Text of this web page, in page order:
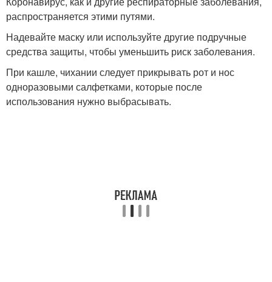
распространяется этими путями.
Надевайте маску или используйте другие подручные
средства защиты, чтобы уменьшить риск заболевания.
При кашле, чихании следует прикрывать рот и нос
одноразовыми салфетками, которые после
использования нужно выбрасывать.